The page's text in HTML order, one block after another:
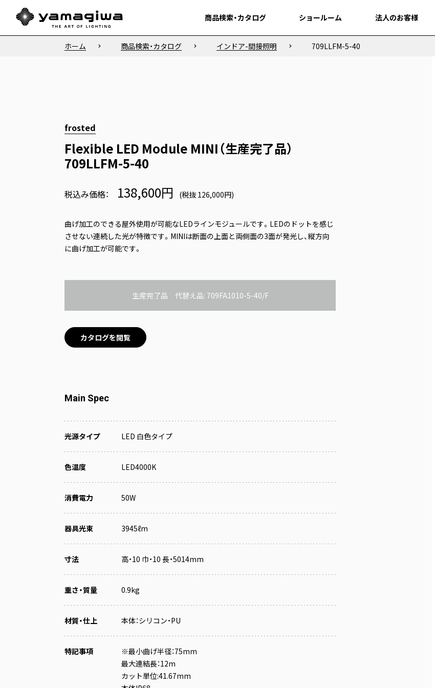
商品検索・カタログ
商品検索・カタログ ショールーム
ショールーム 法人のお客様
法人のお客様
ホーム 商品検索・カタログ インドア-間接照明 709LLFM-5-40
frosted
Flexible LED Module MINI（生産完了品）
709LLFM-5-40
税込み価格： 138,600円 (税抜 126,000円)
曲げ加工のできる屋外使用が可能なLEDラインモジュールです。LEDのドットを感じ
させない連続した光が特徴です。MINIは断面の上面と両側面の3面が発光し、縦方向
に曲げ加工が可能です。
生産完了品 代替え品: 709FA1010-5-40/F
カタログを閲覧
Main Spec
光源タイプ LED 白色タイプ
色温度 LED4000K
消費電力 50W
器具光束 3945ℓm
寸法 高・10 巾・10 長・5014mm
重さ・質量 0.9kg
材質・仕上 本体：シリコン・PU
特記事項
※最小曲げ半径：75mm
最大連結長：12m
カット単位:41.67mm